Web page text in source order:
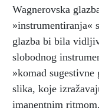
Wagnerovska
»instrumentiranja«
glazba bi bila
slobodnog
»komad
slika, koje
imanentnim